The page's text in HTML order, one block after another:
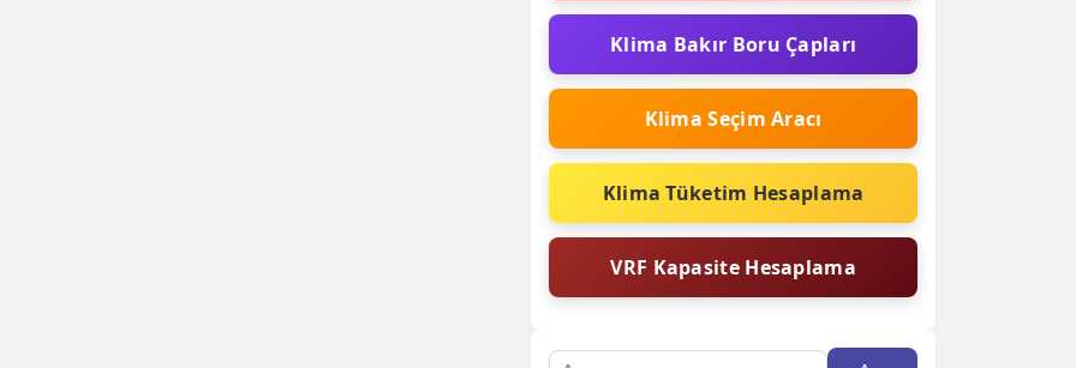
Klima Bakır Boru Çapları
Klima Seçim Aracı
Klima Tüketim Hesaplama
VRF Kapasite Hesaplama
Arama: